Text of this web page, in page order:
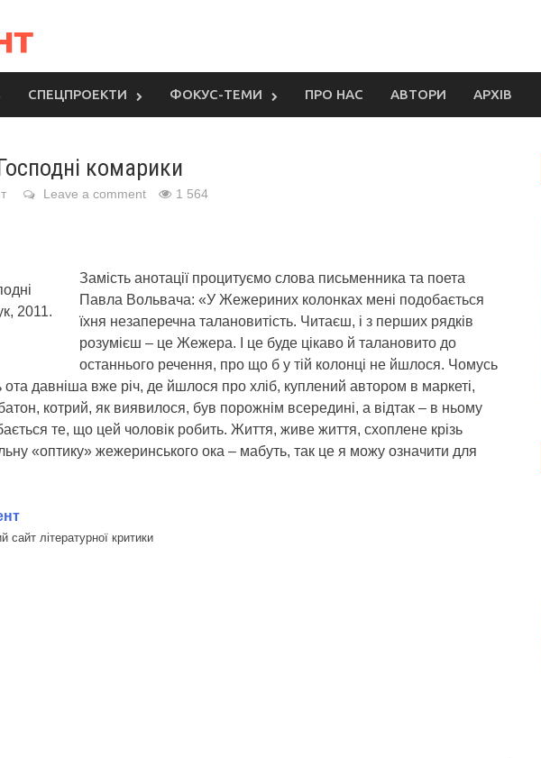
СПЕЦПРОЕКТИ ФОКУС-ТЕМИ ПРО НАС АВТОРИ АРХІВ
комарики
Leave a comment 1 564
2011.
Замість анотації процитуємо слова письменника та поета
Павла Вольвача: «У Жежериних колонках мені подобається
їхня незаперечна талановитість. Читаєш, і з перших рядків
розумієш – це Жежера. І це буде цікаво й талановито до
останнього речення, про що б у тій колонці не йшлося. Чомусь
ота давніша вже річ, де йшлося про хліб, куплений автором в маркеті,
котрий, як виявилося, був порожнім всередині, а відтак – в ньому
те, що цей чоловік робить. Життя, живе життя, схоплене крізь
«оптику» жежеринського ока – мабуть, так це я можу означити для
сайт літературної критики